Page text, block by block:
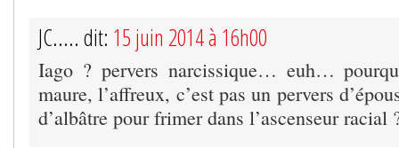
JC..... dit: 15 juin 2014 à 16h00
Iago ? pervers narcissique… euh…
maure, l’affreux, c’est pas un pervers
d’albâtre pour frimer dans l’ascenseur